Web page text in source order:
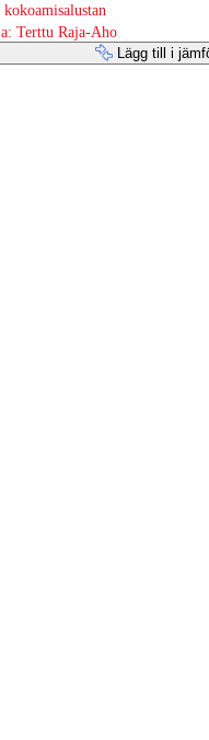
kokoamisalustan
Terttu Raja-Aho
Lägg till i